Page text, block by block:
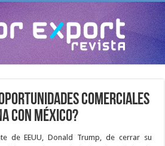
comerciales
con México?
de EEUU, Donald Trump, de cerrar su